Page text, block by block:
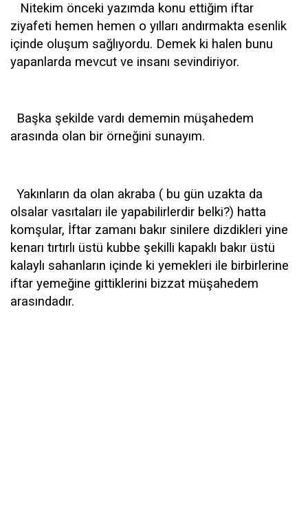
Nitekim önceki yazımda konu ettiğim iftar
ziyafeti hemen hemen o yılları andırmakta esenlik
içinde oluşum sağlıyordu. Demek ki halen bunu
yapanlarda mevcut ve insanı sevindiriyor.
Başka şekilde vardı dememin müşahedem
arasında olan bir örneğini sunayım.
Yakınların da olan akraba ( bu gün uzakta da
olsalar vasıtaları ile yapabilirlerdir belki?) hatta
komşular, İftar zamanı bakır sinilere dizdikleri yine
kenarı tırtırlı üstü kubbe şekilli kapaklı bakır üstü
kalaylı sahanların içinde ki yemekleri ile birbirlerine
iftar yemeğine gittiklerini bizzat müşahedem
arasındadır.